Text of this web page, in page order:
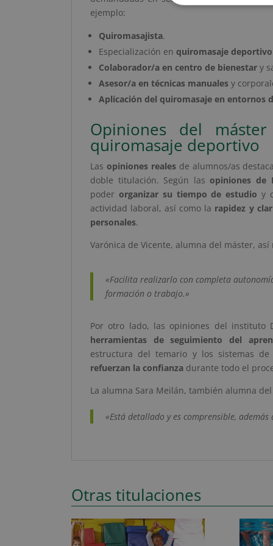
ejemplo:
Quiromasajista.
Especialización en quiromasaje deportivo
Colaborador/a en centro de bienestar y
Asesor/a en técnicas manuales y
Aplicación del quiromasaje en entornos
Opiniones del
quiromasaje deportivo
Las opiniones realesde alumnos/as
doble titulación. Según lasopiniones de
poder organizar su tiempo de estudio y
actividad laboral, así como la rapidez y
personales.
Varónica de Vicente, alumna del máster, así
«Facilita realizarlo con completa
formación o trabajo.»
Por otro lado, las opiniones del instituto
herramientas de seguimiento del
estructura del temario y los sistemas de
refuerzan la confianza durante todo el
La alumna Sara Meilán, también alumna
«Está detallado y es comprensible,
Otras titulaciones